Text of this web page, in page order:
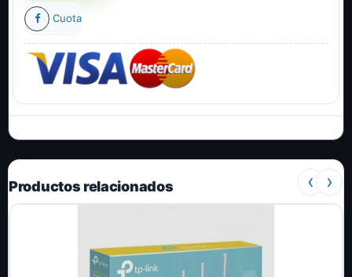
Cuota
Productos relacionados ‹ ›